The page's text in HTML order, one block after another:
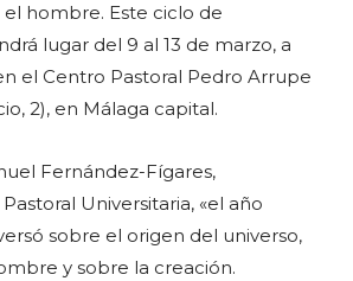
hombre. Este ciclo de
lugar del 9 al 13 de marzo, a
el Centro Pastoral Pedro Arrupe
2), en Málaga capital.
Fernández-Fígares,
Universitaria, «el año
sobre el origen del universo,
y sobre la creación.